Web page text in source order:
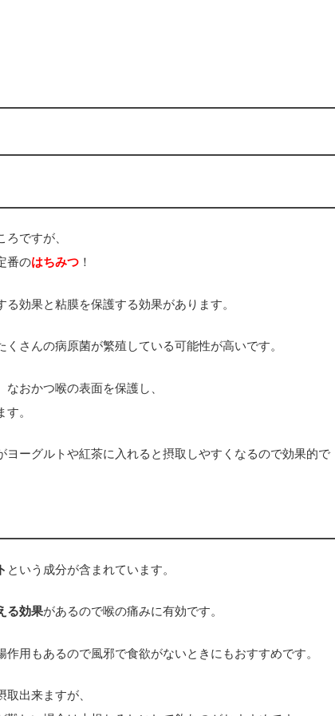
ですが、
番のはちみつ ！
効果と粘膜を保護する効果があります。
さんの病原菌が繁殖している可能性が高いです。
おかつ喉の表面を保護し、
。
ヨーグルトや紅茶に入れると摂取しやすくなるので効果的で
という成分が含まれています。
る効果があるので喉の痛みに有効です。
作用もあるので風邪で食欲がないときにもおすすめです。
出来ますが、